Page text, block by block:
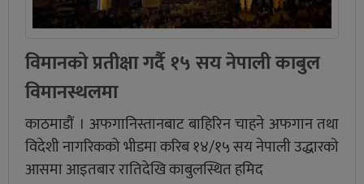
विमानको प्रतीक्षा गर्दै १५ सय नेपाली काबुल
विमानस्थलमा
काठमाडौं । अफगानिस्तानबाट बाहिरिन चाहने अफगान तथा
विदेशी नागरिकको भीडमा करिब १४/१५ सय नेपाली उद्धारको
आसमा आइतबार रातिदेखि काबुलस्थित हमिद